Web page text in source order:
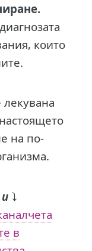
които
на по-
⤵️
в